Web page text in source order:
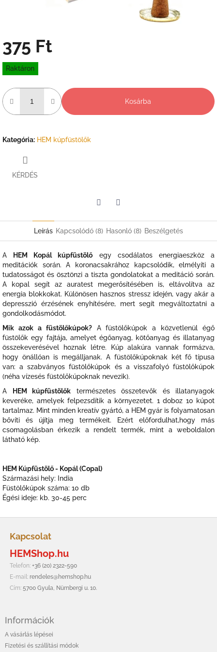
375 Ft
Egységár:
Raktáron
Kosárba
Kategória: HEM kúpfüstölők
KÉRDÉS
Leírás Kapcsolódó (8) Hasonló (8) Beszélgetés
A HEM Kopál kúpfüstölő egy csodálatos energiaeszköz a
meditációk során. A koronacsakrához kapcsolódik, elmélyíti a
tudatosságot és ösztönzi a tiszta gondolatokat a meditáció során.
A kopal segít az auratest megerősítésében is, eltávolítva az
energia blokkokat. Különösen hasznos stressz idején, vagy akár a
depresszió érzésének enyhítésére, mert segít megváltoztatni a
gondolkodásmódot.
Mik azok a füstölőkúpok?A füstölőkúpok a közvetlenül égő
füstölők egy fajtája, amelyet égőanyag, kötőanyag és illatanyag
összekeverésével hoznak létre. Kúp alakúra vannak formázva,
hogy önállóan is megálljanak. A füstölőkúpoknak két fő típusa
van: a szabványos füstölőkúpok és a visszafolyó füstölőkúpok
(néha vízesés füstölőkúpoknak nevezik).
A
HEM kúpfüstölők természetes összetevők és illatanyagok
keveréke, amelyek felpezsdítik a környezetet. 1 doboz 10 kúpot
tartalmaz. Mint minden kreatív gyártó, a HEM gyár is folyamatosan
bővíti és újítja meg termékeit. Ezért előfordulhat,hogy más
csomagolásban érkezik a rendelt termék, mint a weboldalon
látható kép.
HEM Kúpfüstölő - Kopál (Copal)
Származási hely: India
Füstölőkúpok száma: 10 db
Égési ideje: kb. 30-45 perc
Kapcsolat
HEMShop.hu
Telefon: +36 (20) 2322-590
E-mail: rendeles@hemshop.hu
Cím: 5700 Gyula, Nürnbergi u. 10.
Információk
A vásárlás lépései
Fizetési és szállítási módok